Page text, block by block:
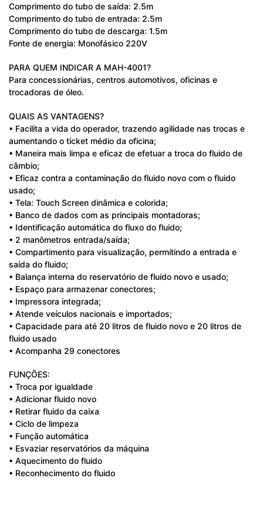
Comprimento do tubo de saída: 2.5m
Comprimento do tubo de entrada: 2.5m
Comprimento do tubo de descarga: 1.5m
Fonte de energia: Monofásico 220V
PARA QUEM INDICAR A MAH-4001?
Para concessionárias, centros automotivos, oficinas e
trocadoras de óleo.
QUAIS AS VANTAGENS?
• Facilita a vida do operador, trazendo agilidade nas trocas e
aumentando o ticket médio da oficina;
• Maneira mais limpa e eficaz de efetuar a troca do fluido de
câmbio;
• Eficaz contra a contaminação do fluido novo com o fluido
usado;
• Tela: Touch Screen dinâmica e colorida;
• Banco de dados com as principais montadoras;
• Identificação automática do fluxo do fluido;
• 2 manômetros entrada/saída;
• Compartimento para visualização, permitindo a entrada e
saída do fluido;
• Balança interna do reservatório de fluido novo e usado;
• Espaço para armazenar conectores;
• Impressora integrada;
• Atende veículos nacionais e importados;
• Capacidade para até 20 litros de fluido novo e 20 litros de
fluido usado
• Acompanha 29 conectores
FUNÇÕES:
• Troca por igualdade
• Adicionar fluido novo
• Retirar fluido da caixa
• Ciclo de limpeza
• Função automática
• Esvaziar reservatórios da máquina
• Aquecimento do fluido
• Reconhecimento do fluido